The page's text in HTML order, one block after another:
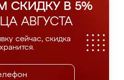
СКИДКУ В 5%
АВГУСТА
сейчас, скидка